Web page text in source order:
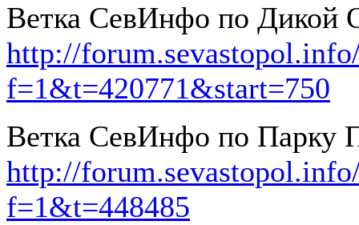
Ветка СевИнфо по Дикой
http://
f=1&t=420771&start=750
Ветка СевИнфо по Парку
http://
f=1&t=448485